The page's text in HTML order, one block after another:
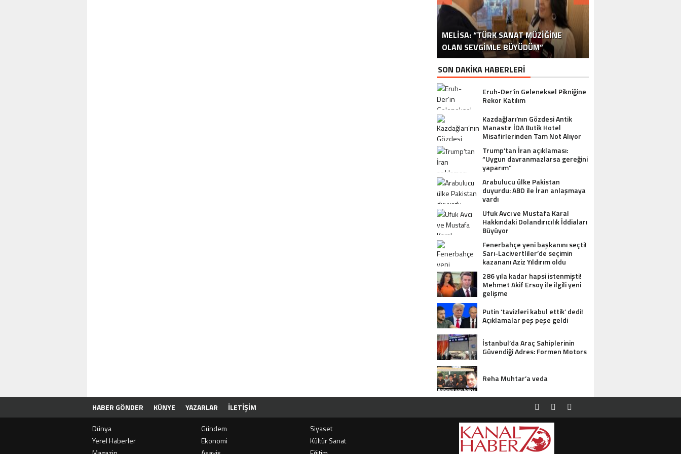
MELISA: “TÜRK SANAT MÜZIĞINE
OLAN SEVGIMLE BÜYÜDÜM”
İSPANYA SAĞLIK TURIZMINDE 2026
HEDEFLERINI BÜYÜTÜYOR
DR. ALI YÜKSELOĞLU, TÜRKIYE’NIN
2026 SAĞLIK TURIZMI VIZYONUNU
AÇIKLADI
“YAPIMCI MUSTAFA USLU HAKKINDA
SUÇ DUYURUSU”
USTA YÖNETMEN MURAT UYGUR’DAN
ULUSLARARASI AKSIYON FILMI
ÜNLÜ YAPIMCI MUSTAFA USLU VE EŞI
HAKKINDA UYUŞTURUCU ŞIKÂYETI
İSTANBUL’DAN BINGÖL’E 3 MILYON
TL’LIK GÖNÜL KÖPRÜSÜ
TURIZM SEKTÖRÜNÜN DENEYIMLI
İSMI: FATIH ERSÜ
MUSTAFA USLU HAKKINDAKI
SORUŞTURMADA SESSIZLIK TEPKI
ÇEKIYOR
OYUNCU SINAN ÇALIŞKANOĞLU
KARAKOLLUK OLDU
SON DAKİKA HABERLERİ
Eruh-Der’in Geleneksel Pikniğine
Rekor Katılım
Kazdağları’nın Gözdesi Antik
Manastır İDA Butik Hotel
Misafirlerinden Tam Not Alıyor
Trump’tan İran açıklaması:
“Uygun davranmazlarsa gereğini
yaparım”
Arabulucu ülke Pakistan
duyurdu: ABD ile İran anlaşmaya
vardı
Ufuk Avcı ve Mustafa Karal
Hakkındaki Dolandırıcılık İddiaları
Büyüyor
Fenerbahçe yeni başkanını seçti!
Sarı-Lacivertliler’de seçimin
kazananı Aziz Yıldırım oldu
286 yıla kadar hapsi istenmişti!
Mehmet Akif Ersoy ile ilgili yeni
gelişme
Putin ‘tavizleri kabul ettik’ dedi!
Açıklamalar peş peşe geldi
İstanbul’da Araç Sahiplerinin
Güvendiği Adres: Formen Motors
Reha Muhtar’a veda
HABER GÖNDER KÜNYE YAZARLAR
İLETIŞIM
Dünya
Gündem
Siyaset
Yerel Haberler
Ekonomi
Kültür Sanat